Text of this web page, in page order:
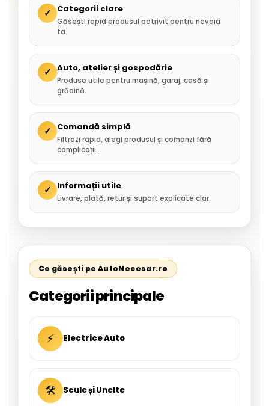
✓ Categorii clare
Găsești rapid produsul potrivit pentru nevoia
ta.
✓ Auto, atelier și gospodărie
Produse utile pentru mașină, garaj, casă și
grădină.
✓ Comandă simplă
Filtrezi rapid, alegi produsul și comanzi fără
complicații.
✓ Informații utile
Livrare, plată, retur și suport explicate clar.
Ce găsești pe AutoNecesar.ro
Categorii principale
⚡ Electrice Auto
🛠 Scule și Unelte